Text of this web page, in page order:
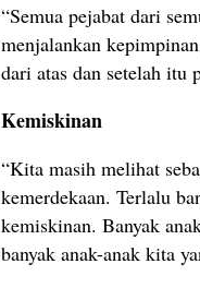
“Semua pejabat dari
menjalankan
dari atas dan setelah itu
Kemiskinan
“Kita masih melihat
kemerdekaan. Terlalu
kemiskinan. Banyak
banyak anak-anak kita